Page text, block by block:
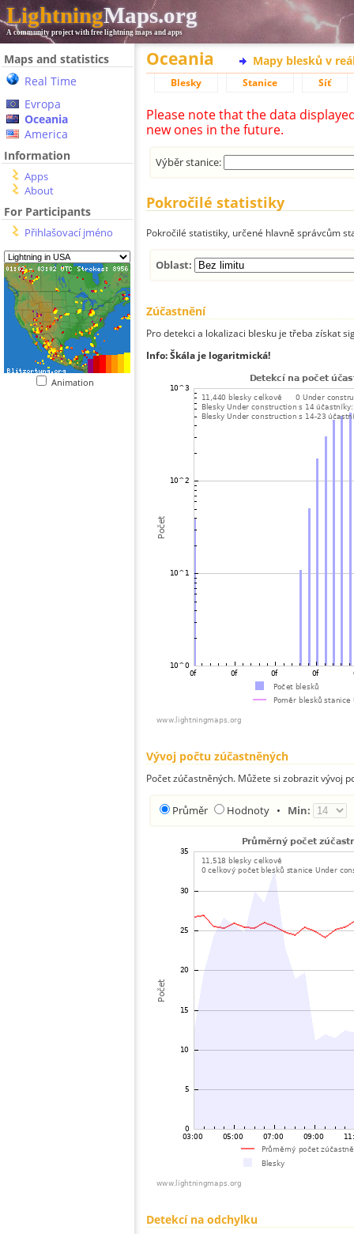
LightningMaps.org
A community project with free lightning maps and apps
Maps and statistics
Real Time
Evropa
Oceania
America
Information
Apps
About
For Participants
Přihlašovací jméno
Animation
Oceania Mapy blesků v
Blesky Stanice Síť
Please note that the data
new ones in the future.
Výběr stanice:
Pokročilé statistiky
Pokročilé statistiky, určené hlavně správcům
Oblast:
Zúčastnění
Pro detekci a lokalizaci blesku je třeba získat
Info: Škála je logaritmická!
Vývoj počtu zúčastněných
Počet zúčastněných. Můžete si zobrazit vývoj
Průměr Hodnoty • Min:
Detekcí na odchylku